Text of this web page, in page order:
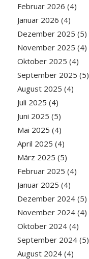
Februar 2026 (4)
Januar 2026 (4)
Dezember 2025 (5)
November 2025 (4)
Oktober 2025 (4)
September 2025 (5)
August 2025 (4)
Juli 2025 (4)
Juni 2025 (5)
Mai 2025 (4)
April 2025 (4)
März 2025 (5)
Februar 2025 (4)
Januar 2025 (4)
Dezember 2024(5)
November 2024(4)
Oktober 2024(4)
September 2024(5)
August 2024(4)